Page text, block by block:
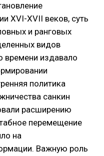
XVI-XVII веков, суть
и ранговых
видов
времени издавало
политика
санкин
расширению
перемещение
на
Важную роль